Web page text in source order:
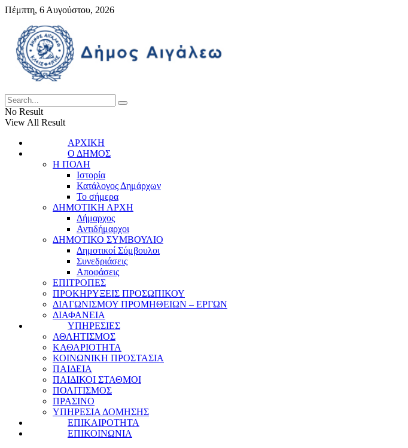
Πέμπτη, 6 Αυγούστου, 2026
No Result
View All Result
ΑΡΧΙΚΗ
Ο ΔΗΜΟΣ
Η ΠΟΛΗ
Ιστορία
Κατάλογος Δημάρχων
Το σήμερα
ΔΗΜΟΤΙΚΗ ΑΡΧΗ
Δήμαρχος
Αντιδήμαρχοι
ΔΗΜΟΤΙΚΟ ΣΥΜΒΟΥΛΙΟ
Δημοτικοί Σύμβουλοι
Συνεδριάσεις
Αποφάσεις
ΕΠΙΤΡΟΠΕΣ
ΠΡΟΚΗΡΥΞΕΙΣ ΠΡΟΣΩΠΙΚΟΥ
ΔΙΑΓΩΝΙΣΜΟΥ ΠΡΟΜΗΘΕΙΩΝ – ΕΡΓΩΝ
ΔΙΑΦΑΝΕΙΑ
ΥΠΗΡΕΣΙΕΣ
ΑΘΛΗΤΙΣΜΟΣ
ΚΑΘΑΡΙΟΤΗΤΑ
ΚΟΙΝΩΝΙΚΗ ΠΡΟΣΤΑΣΙΑ
ΠΑΙΔΕΙΑ
ΠΑΙΔΙΚΟΙ ΣΤΑΘΜΟΙ
ΠΟΛΙΤΙΣΜΟΣ
ΠΡΑΣΙΝΟ
ΥΠΗΡΕΣΙΑ ΔΟΜΗΣΗΣ
ΕΠΙΚΑΙΡΟΤΗΤΑ
ΕΠΙΚΟΙΝΩΝΙΑ